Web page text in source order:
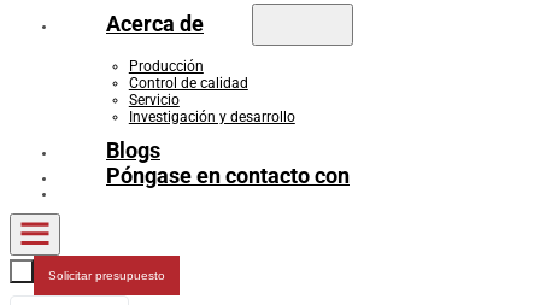
Acerca de
Producción
Control de calidad
Servicio
Investigación y desarrollo
Blogs
Póngase en contacto con
Solicitar presupuesto